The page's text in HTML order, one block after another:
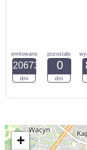
emitowano
20673
dni
pozostało
0
dni
+